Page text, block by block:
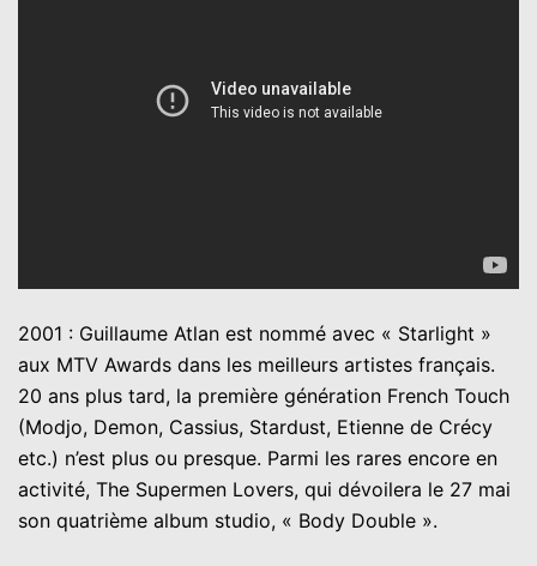
2001 : Guillaume Atlan est nommé avec « Starlight »
aux MTV Awards dans les meilleurs artistes français.
20 ans plus tard, la première génération French Touch
(Modjo, Demon, Cassius, Stardust, Etienne de Crécy
etc.) n’est plus ou presque. Parmi les rares encore en
activité, The Supermen Lovers, qui dévoilera le 27 mai
son quatrième album studio, « Body Double ».